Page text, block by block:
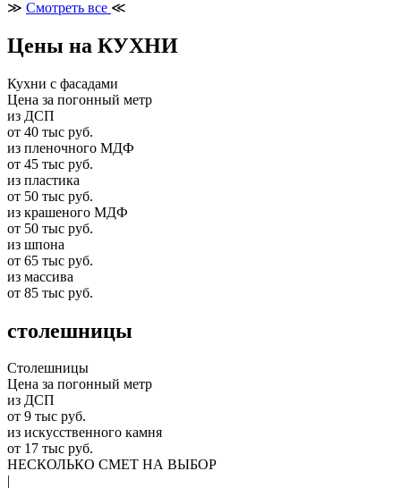
≫ Смотреть все ≪
Цены на КУХНИ
Кухни с фасадами
Цена за погонный метр
из ДСП
от 40 тыс руб.
из пленочного МДФ
от 45 тыс руб.
из пластика
от 50 тыс руб.
из крашеного МДФ
от 50 тыс руб.
из шпона
от 65 тыс руб.
из массива
от 85 тыс руб.
столешницы
Столешницы
Цена за погонный метр
из ДСП
от 9 тыс руб.
из искусственного камня
от 17 тыс руб.
НЕСКОЛЬКО СМЕТ НА ВЫБОР